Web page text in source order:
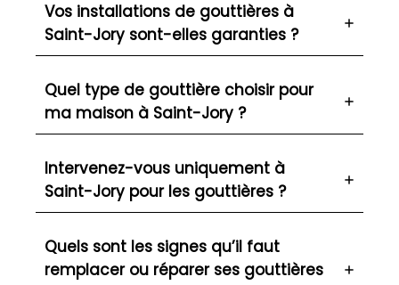
Vos installations de gouttières à
Saint-Jory sont-elles garanties ?
Quel type de gouttière choisir pour
ma maison à Saint-Jory ?
Intervenez-vous uniquement à
Saint-Jory pour les gouttières ?
Quels sont les signes qu’il faut
remplacer ou réparer ses gouttières